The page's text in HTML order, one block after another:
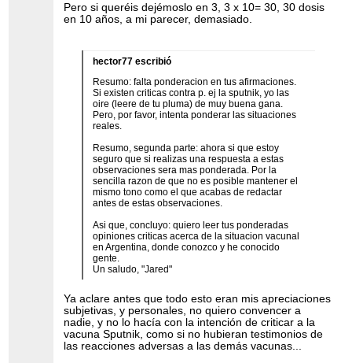
Pero si queréis dejémoslo en 3, 3 x 10= 30, 30 dosis
en 10 años, a mi parecer, demasiado.
hector77 escribió
Resumo: falta ponderacion en tus afirmaciones.
Si existen criticas contra p. ej la sputnik, yo las
oire (leere de tu pluma) de muy buena gana.
Pero, por favor, intenta ponderar las situaciones
reales.
Resumo, segunda parte: ahora si que estoy
seguro que si realizas una respuesta a estas
observaciones sera mas ponderada. Por la
sencilla razon de que no es posible mantener el
mismo tono como el que acabas de redactar
antes de estas observaciones.
Asi que, concluyo: quiero leer tus ponderadas
opiniones criticas acerca de la situacion vacunal
en Argentina, donde conozco y he conocido
gente.
Un saludo, "Jared"
Ya aclare antes que todo esto eran mis apreciaciones
subjetivas, y personales, no quiero convencer a
nadie, y no lo hacía con la intención de criticar a la
vacuna Sputnik, como si no hubieran testimonios de
las reacciones adversas a las demás vacunas...